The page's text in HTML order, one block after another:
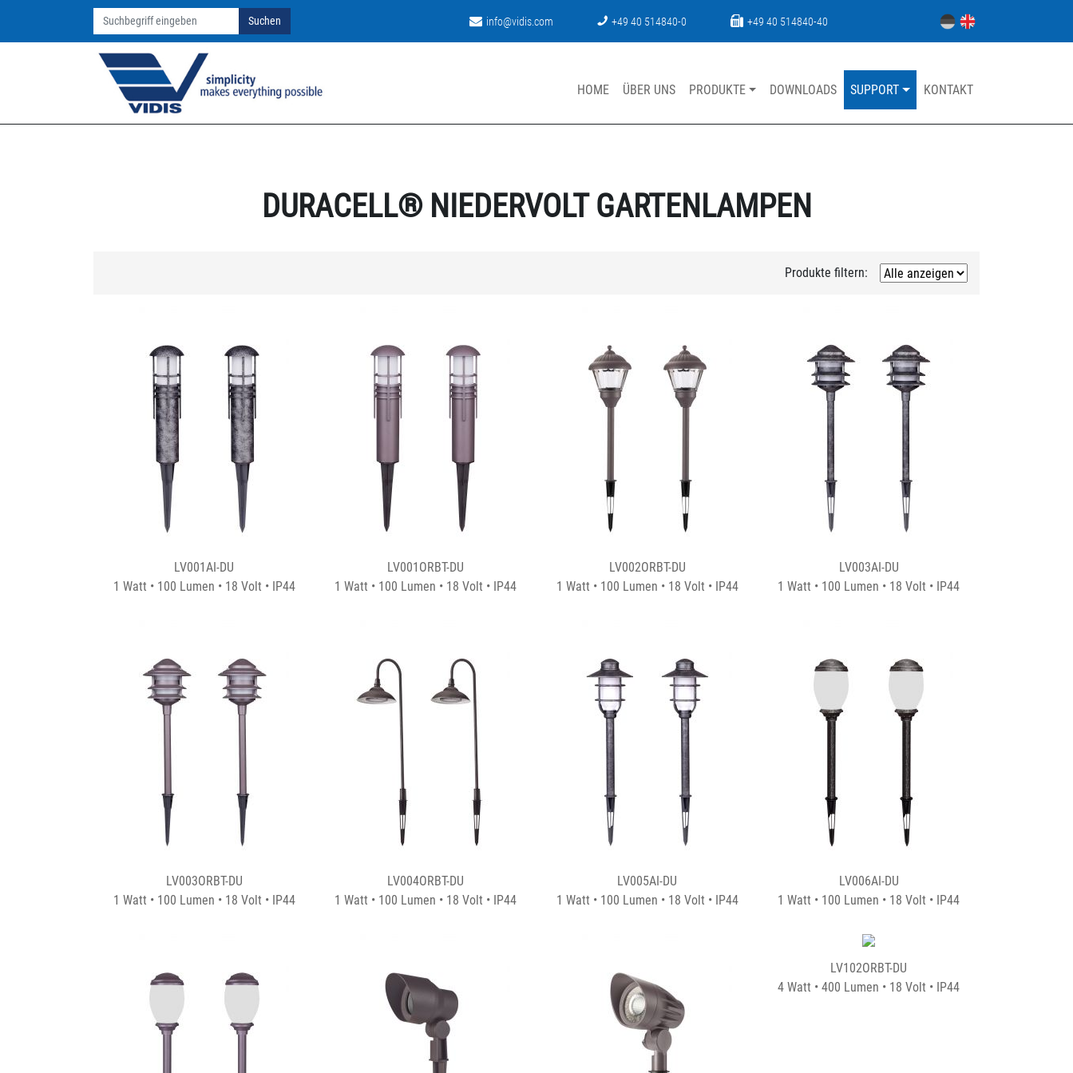
Suchen info@vidis.com +49 40 514840-0 +49 40 514840-40
HOME ÜBER UNS PRODUKTE DOWNLOADS SUPPORT KONTAKT
DURACELL® NIEDERVOLT GARTENLAMPEN
Produkte filtern:
LV001AI-DU
1 Watt • 100 Lumen • 18 Volt • IP44
LV001ORBT-DU
1 Watt • 100 Lumen • 18 Volt • IP44
LV002ORBT-DU
1 Watt • 100 Lumen • 18 Volt • IP44
LV003AI-DU
1 Watt • 100 Lumen • 18 Volt • IP44
LV003ORBT-DU
1 Watt • 100 Lumen • 18 Volt • IP44
LV004ORBT-DU
1 Watt • 100 Lumen • 18 Volt • IP44
LV005AI-DU
1 Watt • 100 Lumen • 18 Volt • IP44
LV006AI-DU
1 Watt • 100 Lumen • 18 Volt • IP44
LV102ORBT-DU
4 Watt • 400 Lumen • 18 Volt • IP44